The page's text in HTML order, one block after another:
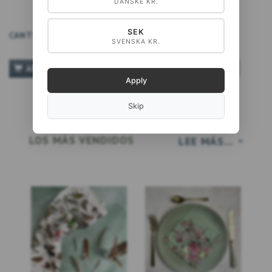
CANTIDAD
AÑADIR A LA CESTA TILFØJ TIL ØNSKESKYEN
LEE MÁS...
LOS MÁS VENDIDOS
SEK
SVENSKA KR.
Apply
Skip